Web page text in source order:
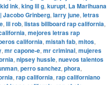
kid ink, king lil g, kurupt, La Marihuana
Jacobo Grinberg, larry june, letras
, lil rob, listas billboard rap california,
, mejores letras rap
california, mistah fab, mitos,
, mr capone-e, mr criminal, mujeres
, nipsey hussle, nuevos talentos
, perro sanchez, phora,
, rap california, rap californiano